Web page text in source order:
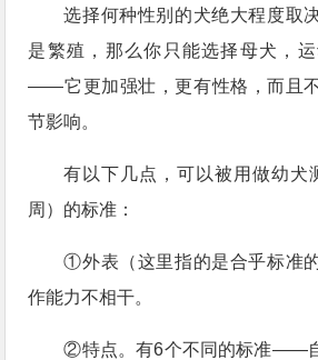
选择何种性别的犬绝大程度取
是繁殖，那么你只能选择母犬，
——它更加强壮，更有性格，而且
节影响。
有以下几点，可以被用做幼犬
周）的标准：
①外表（这里指的是合乎标准
作能力不相干。
②特点。有6个不同的标准——